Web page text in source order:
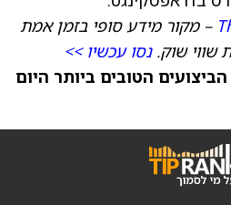
– מקור מידע סופי בזמן אמת
שווי שוק.נסו עכשיו >>
הטובים ביותר היום